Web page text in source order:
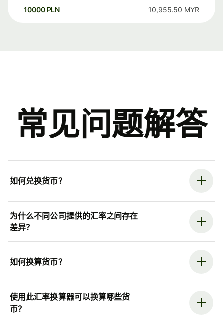
10000 PLN 10,955.50 MYR
常见问题解答
如何兑换货币？
为什么不同公司提供的汇率之间存在
差异？
如何换算货币？
使用此汇率换算器可以换算哪些货
币？